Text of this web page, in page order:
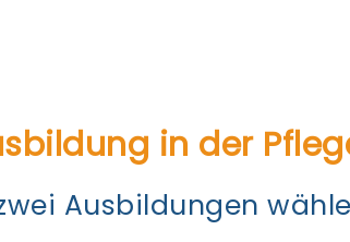
in der
Ausbildungen